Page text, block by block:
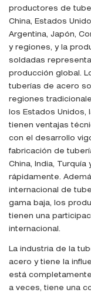
productores de
China, Estados
Argentina, Japón,
y regiones, y la
soldadas
producción global.
tuberías de acero
regiones
los Estados Unidos,
tienen ventajas
con el desarrollo
fabricación de
China, India,
rápidamente.
internacional de
gama baja, los
tienen una
internacional.
La industria de la
acero y tiene la
está
a veces, tiene una